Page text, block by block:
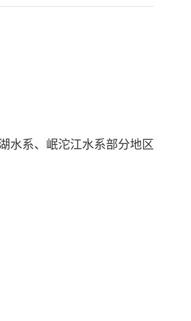
水系、岷沱江水系部分地区